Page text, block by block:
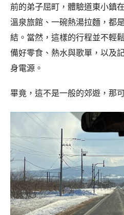
前的弟子屈町，體驗道東小鎮
溫泉旅館、一碗熱湯拉麵，都
結。當然，這樣的行程並不輕
備好零食、熱水與歌單，以及
身電源。
畢竟，這不是一般的郊遊，那